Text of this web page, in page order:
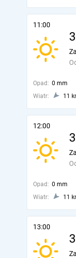
11:00
Opad: 0 mm
Wiatr:
11
12:00
Opad: 0 mm
Wiatr:
11
13:00